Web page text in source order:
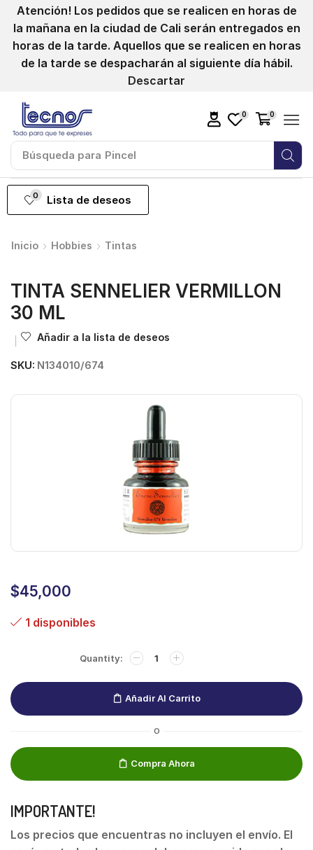
Atención! Los pedidos que se realicen en horas de
la mañana en la ciudad de Cali serán entregados en
horas de la tarde. Aquellos que se realicen en horas
de la tarde se despacharán al siguiente día hábil.
Descartar
Búsqueda para Pincel
0 0
0 Lista de deseos
Inicio Hobbies Tintas
TINTA SENNELIER VERMILLON
30 ML
Añadir a la lista de deseos
SKU: N134010/674
$45,000
1 disponibles
Añadir Al Carrito
O
Compra Ahora
IMPORTANTE!
Los precios que encuentras no incluyen el envío. El